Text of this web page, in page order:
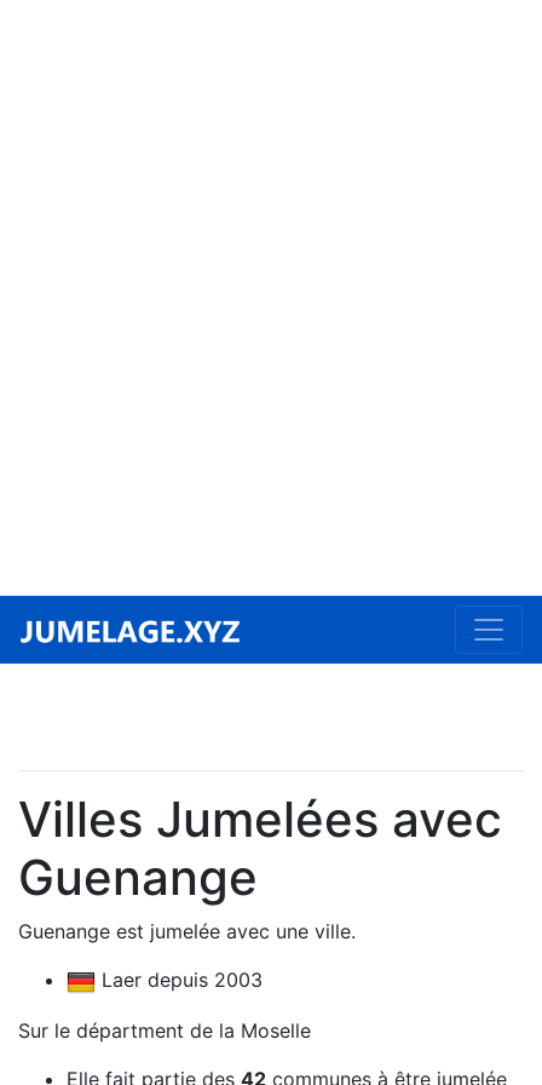
Villes Jumelées avec
Guenange
Guenange est jumelée avec une ville.
Laer depuis 2003
Sur le départment de la Moselle
Elle fait partie des 42 communes à être jumelée